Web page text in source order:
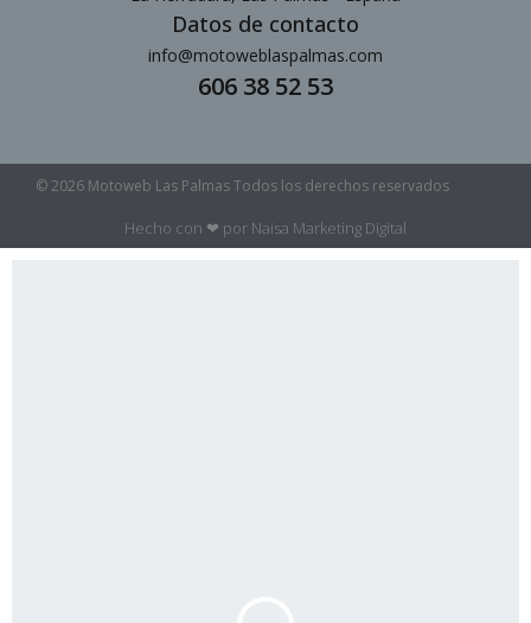
Datos de contacto
info@motoweblaspalmas.com
606 38 52 53
© 2026 Motoweb Las Palmas Todos los derechos reservados
Hecho con ❤ por Naisa Marketing Digital